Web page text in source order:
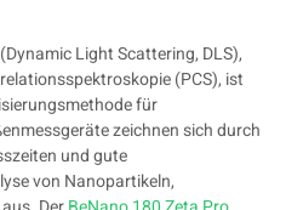
Light Scattering, DLS),
(PCS), ist
für
zeichnen sich durch
und gute
von Nanopartikeln,